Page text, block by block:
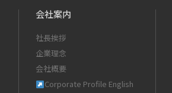
会社案内
社長挨拶
企業理念
会社概要
Corporate Profile English